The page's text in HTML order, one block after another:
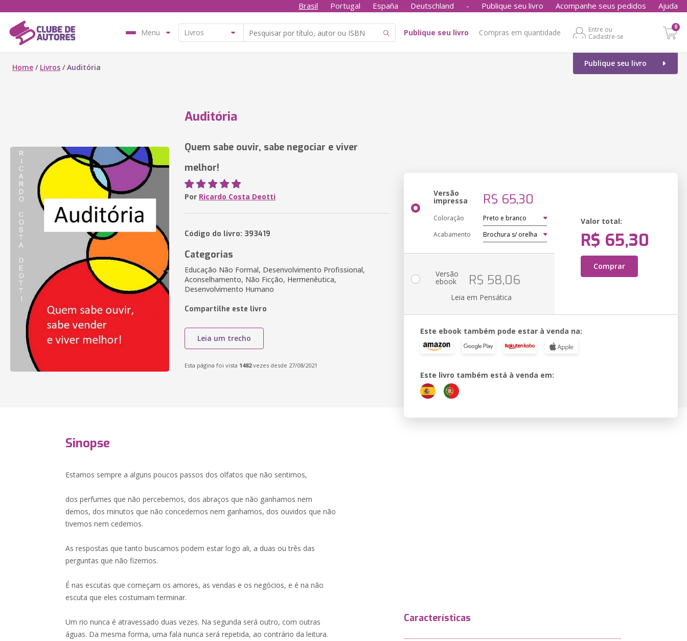
Brasil Portugal España Deutschland - Publique seu livro Acompanhe seus pedidos Ajuda
Menu Publique seu livro Compras em quantidade
Entre ou
Cadastre-se
0
Publique seu livro
Home / Livros /Auditória
Auditória
Quem sabe ouvir, sabe negociar e viver
melhor!
Por Ricardo Costa Deotti
Código do livro: 393419
Categorias
Educação Não Formal, Desenvolvimento Profissional,
Aconselhamento, Não Ficção, Hermenêutica,
Desenvolvimento Humano
Compartilhe este livro
Leia um trecho
Esta página foi vista 1482vezes desde 27/08/2021
Versão
impressa R$ 65,30
Coloração
Acabamento
Valor total:
R$ 65,30
Comprar
Versão
ebook R$ 58,06
Leia em Pensática
Este ebook também pode estar à venda na:
Este livro também está à venda em:
Sinopse
Estamos sempre a alguns poucos passos dos olfatos que não sentimos,
dos perfumes que não percebemos, dos abraços que não ganhamos nem
demos, dos minutos que não concedemos nem ganhamos, dos ouvidos que não
tivemos nem cedemos.
As respostas que tanto buscamos podem estar logo ali, a duas ou três das
perguntas que não fizemos.
É nas escutas que começam os amores, as vendas e os negócios, e é na não
escuta que eles costumam terminar.
Um rio nunca é atravessado duas vezes. Na segunda será outro, com outras
águas. Da mesma forma, uma fala nunca será repetida, ao contrário da leitura.
Características